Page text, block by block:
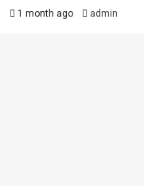
1 month ago admin